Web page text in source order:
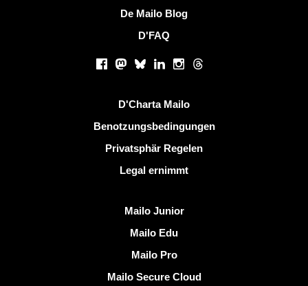
De Mailo Blog
D'FAQ
Facebook
Mastodon
BlueskyLinkedInInstagram
Threads
D'Charta Mailo
Benotzungsbedingungen
Privatsphär Regelen
Legal ernimmt
Mailo Junior
Mailo Edu
Mailo Pro
Mailo Secure Cloud